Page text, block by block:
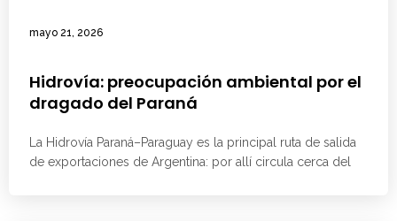
mayo 21, 2026
Hidrovía: preocupación ambiental por el
dragado del Paraná
La Hidrovía Paraná–Paraguay es la principal ruta de salida
de exportaciones de Argentina: por allí circula cerca del